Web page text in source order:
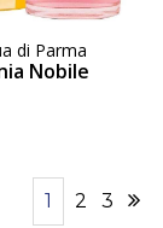
di Parma
Nobile
1 2 3